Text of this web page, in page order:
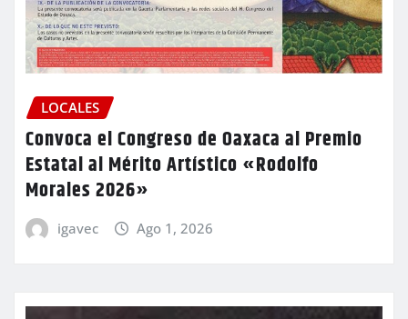
LOCALES
Convoca el Congreso de Oaxaca al Premio
Estatal al Mérito Artístico «Rodolfo
Morales 2026»
igavec Ago 1, 2026